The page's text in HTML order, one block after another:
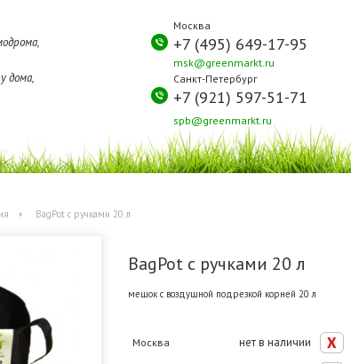
дома,
Москва
+7 (495) 649-17-95
msk@greenmarkt.ru
Санкт-Петербург
+7 (921) 597-51-71
spb@greenmarkt.ru
BagPot c ручками 20 л
BagPot c ручками 20 л
мешок с воздушной подрезкой корней 20 л
Москва нет в наличии